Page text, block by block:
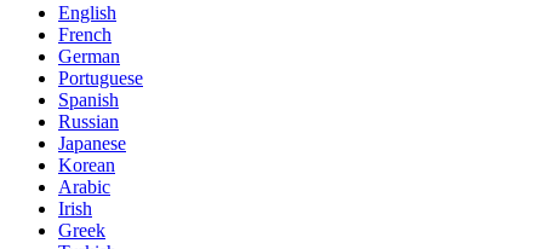
English
French
German
Portuguese
Spanish
Russian
Japanese
Korean
Arabic
Irish
Greek